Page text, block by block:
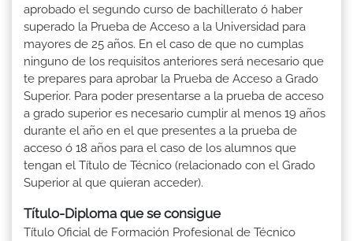
aprobado el segundo curso de bachillerato ó haber
superado la Prueba de Acceso a la Universidad para
mayores de 25 años. En el caso de que no cumplas
ninguno de los requisitos anteriores será necesario que
te prepares para aprobar la Prueba de Acceso a Grado
Superior. Para poder presentarse a la prueba de acceso
a grado superior es necesario cumplir al menos 19 años
durante el año en el que presentes a la prueba de
acceso ó 18 años para el caso de los alumnos que
tengan el Título de Técnico (relacionado con el Grado
Superior al que quieran acceder).
Título-Diploma que se consigue
Título Oficial de Formación Profesional de Técnico